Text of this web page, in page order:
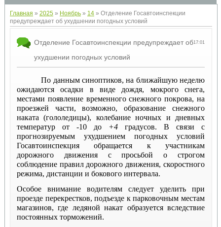
Главная » 2025 » Ноябрь » 14» Отделение Госавтоинспекции
предупреждает об ухудшении погодных условий
17:01
Отделение Госавтоинспекции предупреждает об
ухудшении погодных условий
По данным синоптиков, на ближайшую неделю
ожидаются осадки в виде дождя, мокрого снега,
местами появление временного снежного покрова, на
проезжей части, возможно, образование снежного
наката (гололедицы), колебание ночных и дневных
температур от -10 до +4 градусов. В связи с
прогнозируемым ухудшением погодных условий
Госавтоинспекция обращается к участникам
дорожного движения с просьбой о строгом
соблюдение правил дорожного движения, скоростного
режима, дистанции и бокового интервала.
Особое внимание водителям следует уделить при
проезде перекрестков, подъезде к парковочным местам
магазинов, где ледяной накат образуется вследствие
постоянных торможений.